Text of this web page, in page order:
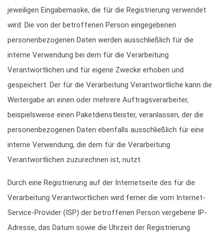
jeweiligen Eingabemaske, die für die Registrierung verwendet
wird. Die von der betroffenen Person eingegebenen
personenbezogenen Daten werden ausschließlich für die
interne Verwendung bei dem für die Verarbeitung
Verantwortlichen und für eigene Zwecke erhoben und
gespeichert. Der für die Verarbeitung Verantwortliche kann die
Weitergabe an einen oder mehrere Auftragsverarbeiter,
beispielsweise einen Paketdienstleister, veranlassen, der die
personenbezogenen Daten ebenfalls ausschließlich für eine
interne Verwendung, die dem für die Verarbeitung
Verantwortlichen zuzurechnen ist, nutzt.
Durch eine Registrierung auf der Internetseite des für die
Verarbeitung Verantwortlichen wird ferner die vom Internet-
Service-Provider (ISP) der betroffenen Person vergebene IP-
Adresse, das Datum sowie die Uhrzeit der Registrierung